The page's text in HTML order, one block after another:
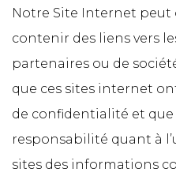
Notre Site Internet
contenir des liens vers
partenaires ou de
que ces sites internet
de confidentialité et
responsabilité quant à
sites des informations